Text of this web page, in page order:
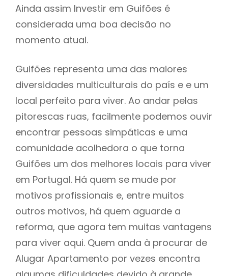
Ainda assim Investir em Guifões é
considerada uma boa decisão no
momento atual.
Guifões representa uma das maiores
diversidades multiculturais do país e e um
local perfeito para viver. Ao andar pelas
pitorescas ruas, facilmente podemos ouvir
encontrar pessoas simpáticas e uma
comunidade acolhedora o que torna
Guifões um dos melhores locais para viver
em Portugal. Há quem se mude por
motivos profissionais e, entre muitos
outros motivos, há quem aguarde a
reforma, que agora tem muitas vantagens
para viver aqui. Quem anda à procurar de
Alugar Apartamento por vezes encontra